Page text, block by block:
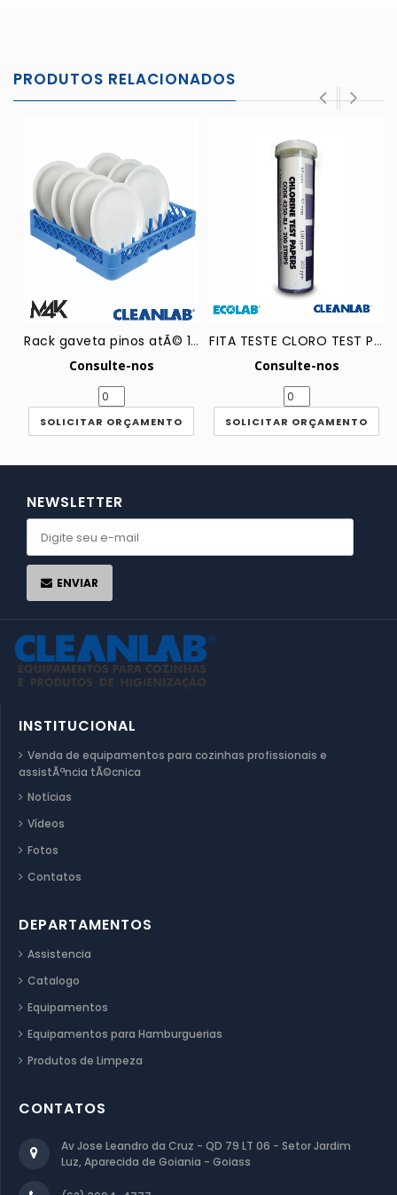
PRODUTOS RELACIONADOS
Rack gaveta pinos atÃ© 16 pratos M4K std
Consulte-nos
SOLICITAR ORÇAMENTO
FITA TESTE CLORO TEST PAPER CHLORINE ECOLAB
Consulte-nos
SOLICITAR ORÇAMENTO
NEWSLETTER
ENVIAR
INSTITUCIONAL
Venda de equipamentos para cozinhas profissionais e
assistÃªncia tÃ©cnica
Notícias
Vídeos
Fotos
Contatos
DEPARTAMENTOS
Assistencia
Catalogo
Equipamentos
Equipamentos para Hamburguerias
Produtos de Limpeza
CONTATOS
Av Jose Leandro da Cruz - QD 79 LT 06 - Setor Jardim
Luz, Aparecida de Goiania - Goiass